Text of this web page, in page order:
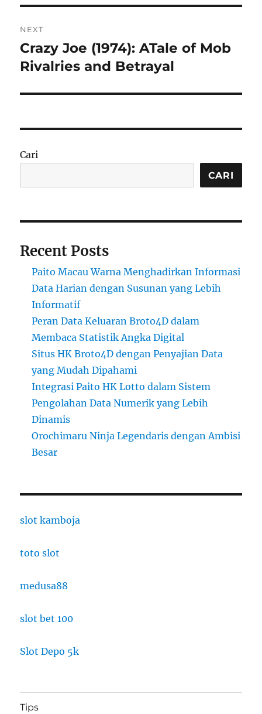
NEXT
Next
post:
Crazy Joe (1974): ATale of Mob
Rivalries and Betrayal
Cari
CARI
Recent Posts
Paito Macau Warna Menghadirkan Informasi
Data Harian dengan Susunan yang Lebih
Informatif
Peran Data Keluaran Broto4D dalam
Membaca Statistik Angka Digital
Situs HK Broto4D dengan Penyajian Data
yang Mudah Dipahami
Integrasi Paito HK Lotto dalam Sistem
Pengolahan Data Numerik yang Lebih
Dinamis
Orochimaru Ninja Legendaris dengan Ambisi
Besar
slot kamboja
toto slot
medusa88
slot bet 100
Slot Depo 5k
Tips